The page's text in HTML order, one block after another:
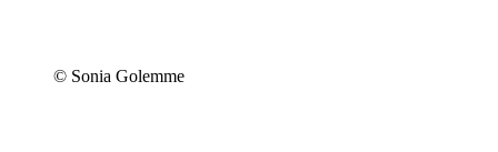
© Sonia Golemme